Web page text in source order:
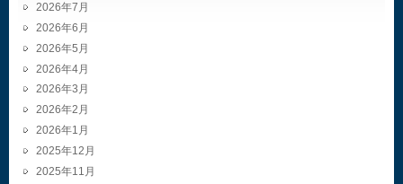
2026年7月
2026年6月
2026年5月
2026年4月
2026年3月
2026年2月
2026年1月
2025年12月
2025年11月